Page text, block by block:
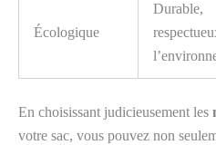
Écologique
Durable,
En choisissant judicieusement les
votre sac, vous pouvez non